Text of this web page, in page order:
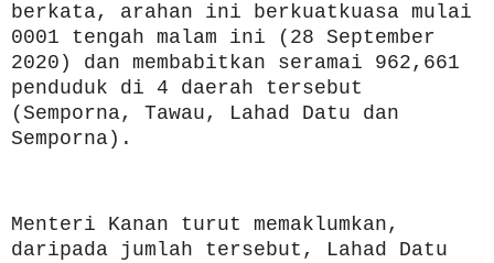
berkata, arahan ini berkuatkuasa mulai
0001 tengah malam ini (28 September
2020) dan membabitkan seramai 962,661
penduduk di 4 daerah tersebut
(Semporna, Tawau, Lahad Datu dan
Semporna).
Menteri Kanan turut memaklumkan,
daripada jumlah tersebut, Lahad Datu